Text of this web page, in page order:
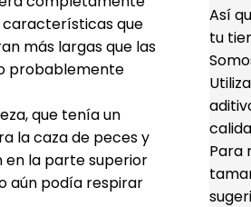
características que
más largas que las
probablemente
que tenía un
la caza de peces y
en la parte superior
aún podía respirar
Así
tu
Para